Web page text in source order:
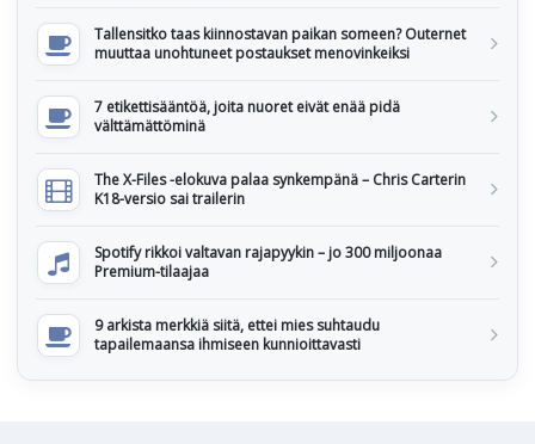
Tallensitko taas kiinnostavan paikan someen? Outernet
muuttaa unohtuneet postaukset menovinkeiksi
7 etikettisääntöä, joita nuoret eivät enää pidä
välttämättöminä
The X-Files -elokuva palaa synkempänä – Chris Carterin
K18-versio sai trailerin
Spotify rikkoi valtavan rajapyykin – jo 300 miljoonaa
Premium-tilaajaa
9 arkista merkkiä siitä, ettei mies suhtaudu
tapailemaansa ihmiseen kunnioittavasti